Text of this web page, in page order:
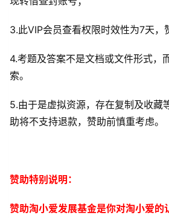
3.此VIP会员查看权限时效性为7天，
4.考题及答案不是文档或文件形式，
索。
5.由于是虚拟资源，存在复制及收藏
助将不支持退款，赞助前慎重考虑。
赞助特别说明：
赞助淘小爱发展基金是你对淘小爱的